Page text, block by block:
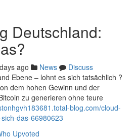
Deutschland:
ago News
Discuss
Ebene – lohnt es sich tatsächlich ?
dem hohen Gewinn und der
zu generieren ohne teure
blog.com/cloud-
das-66980623
Upvoted